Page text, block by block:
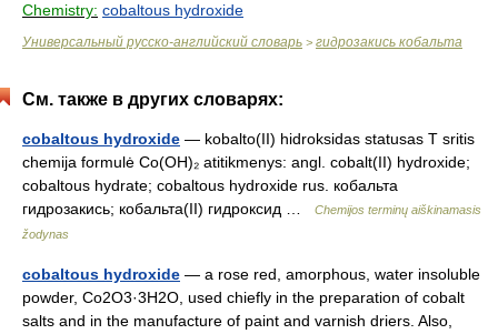
Chemistry: cobaltous hydroxide
Универсальный русско-английский словарь > гидрозакись кобальта
См. также в других словарях:
cobaltous hydroxide — kobalto(II) hidroksidas statusas T sritis
chemija formulė Co(OH)₂ atitikmenys: angl. cobalt(II) hydroxide;
cobaltous hydrate; cobaltous hydroxide rus. кобальта
гидрозакись; кобальта(II) гидроксид …
Chemijos terminų aiškinamasis
žodynas
cobaltous hydroxide — a rose red, amorphous, water insoluble
powder, Co2O3·3H2O, used chiefly in the preparation of cobalt
salts and in the manufacture of paint and varnish driers. Also,